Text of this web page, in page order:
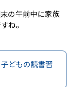
の午前中に家族
ね。
どもの読書習